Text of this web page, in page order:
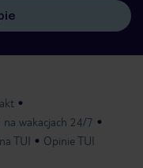
na wakacjach 24/7
TUI Opinie TUI